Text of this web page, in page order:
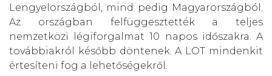
Lengyelországból, mind pedig Magyarországból.
Az országban felfüggesztették a teljes
nemzetközi légiforgalmat 10 napos időszakra. A
továbbiakról később döntenek. A LOT mindenkit
értesíteni fog a lehetőségekről.